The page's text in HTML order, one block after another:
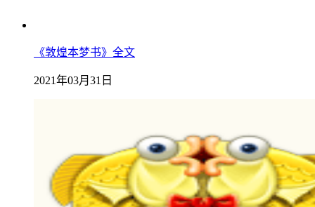
《敦煌本梦书》全文
2021年03月31日